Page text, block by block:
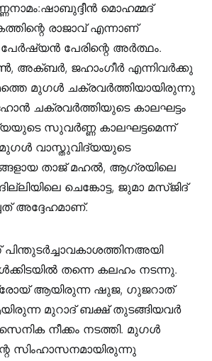
മൊഹമ്മദ്
രാജാവ് എന്നാണ്‌
പേരിന്റെ അർത്ഥം.
ജഹാംഗീർ എന്നിവർക്കു
മുഗൾ ചക്രവർത്തിയായിരുന്നു
ചക്രവർത്തിയുടെ കാലഘട്ടം
സുവർണ്ണ കാലഘട്ടമെന്ന്
മുഗൾ വാസ്തുവിദ്യയുടെ
താജ് മഹൽ, ആഗ്രയിലെ
ചെങ്കോട്ട, ജുമാ മസ്‌ജിദ്
അദ്ദേഹമാണ്.
പിന്തുടർച്ചാവകാശത്തിനഅയി
തന്നെ കലഹം നടന്നു.
ആയിരുന്ന ഷുജ, ഗുജറാത്
മുറാദ് ബക്ഷ് തുടങ്ങിയവർ
നീക്കം നടത്തി. മുഗൾ
സിംഹാസനമായിരുന്നു